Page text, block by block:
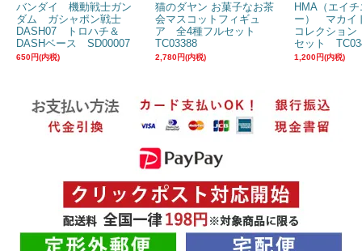
バンダイ 機動戦士ガン
ダム ガシャポン戦士
DASH07 トロハチ＆
DASHベース SD00007
650円(内税)
猫のダヤン お菓子なお茶
会マスコットフィギュ
ア 全4種フルセット
TC03388
2,780円(内税)
HMA（エイ
ー） マカイ
コレクショ
セット
1,200円(内税)